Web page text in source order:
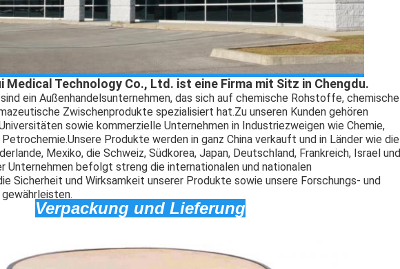
Medical Technology Co., Ltd. ist eine Firma mit Sitz in Chengdu.
ein Außenhandelsunternehmen, das sich auf chemische Rohstoffe, chemische
Zwischenprodukte spezialisiert hat.Zu unseren Kunden gehören
sowie kommerzielle Unternehmen in Industriezweigen wie Chemie,
Petrochemie.Unsere Produkte werden in ganz China verkauft und in Länder wie die
Mexiko, die Schweiz, Südkorea, Japan, Deutschland, Frankreich, Israel und
Unternehmen befolgt streng die internationalen und nationalen
Sicherheit und Wirksamkeit unserer Produkte sowie unsere Forschungs- und
Verpackung und Lieferung